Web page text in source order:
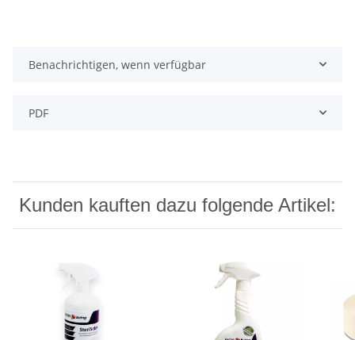
Benachrichtigen, wenn verfügbar
PDF
Kunden kauften dazu folgende Artikel: